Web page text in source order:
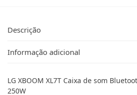
Descrição
Informação adicional
LG XBOOM XL7T Caixa de som
250W